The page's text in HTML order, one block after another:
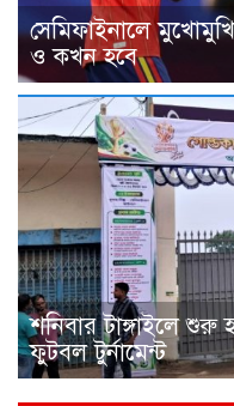
সেমিফাইনালে
ও কখন হবে
শনিবার টাঙ্গাইলে শুরু
ফুটবল টুর্নামেন্ট